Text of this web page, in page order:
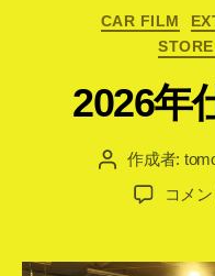
CAR FILM
2026年
投 作成者:
2026
様
コメ